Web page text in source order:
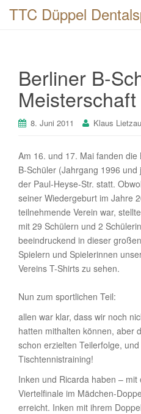
TTC Düppel
Berliner B-
8. Juni 2011 Klaus Lietzau
Am 16. und 17. Mai fanden
B-Schüler (Jahrgang 1996
der Paul-Heyse-Str. statt.
seiner Wiedergeburt im Jahre
teilnehmende Verein war,
mit 29 Schülern und 2
beeindruckend in dieser
Spielern und Spielerinnen
Vereins T-Shirts zu sehen.
Nun zum sportlichen Teil:
allen war klar, dass wir noch
hatten mithalten können, aber
schon erzielten Teilerfolge,
Tischtennistraining!
Inken und Ricarda haben – mit
Viertelfinale im Mädchen-
erreicht. Inken mit ihrem